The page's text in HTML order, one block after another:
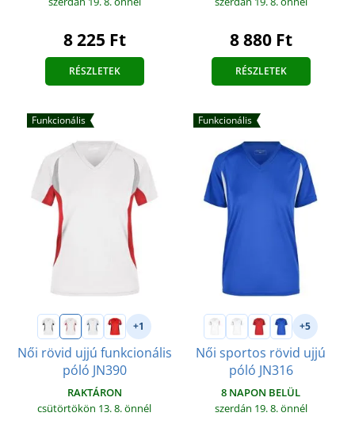
8 225 Ft
RÉSZLETEK
8 880 Ft
RÉSZLETEK
Funkcionális
+1
Női rövid ujjú funkcionális
póló JN390
RAKTÁRON
csütörtökön 13. 8.önnél
Funkcionális
+5
Női sportos rövid ujjú
póló JN316
8 NAPON BELÜL
szerdán 19. 8.önnél